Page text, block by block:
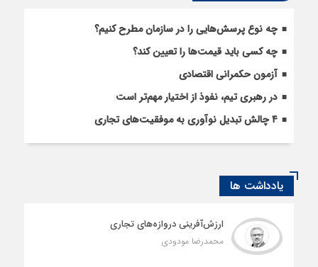
چه نوع پرسش‌هایی را در سازمان مطرح کنیم؟
چه کسی باید قیمت‌ها را تعیین کند؟
آزمون حکمرانی اقتصادی
در رهبری تیم، نفوذ از اختیار مهم‌تر است
۴ چالش تبدیل نوآوری به موفقیت‌های تجاری
یادداشت ها
ارزش‌آفرینی دروازه‌های تجاری
محمدرضا مودودی